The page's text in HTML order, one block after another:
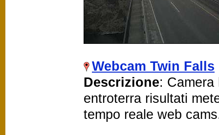
Webcam Twin Falls
Descrizione:
entroterra risultati
tempo reale web